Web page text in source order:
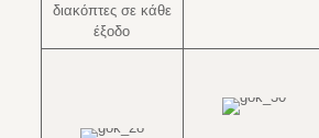
διακόπτες σε κάθε
έξοδο